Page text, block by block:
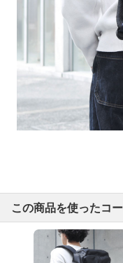
この商品を使ったコ